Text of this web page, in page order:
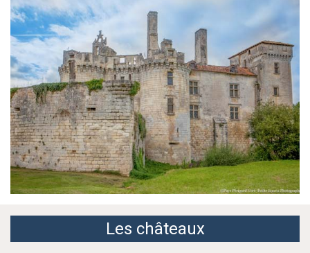
Les châteaux